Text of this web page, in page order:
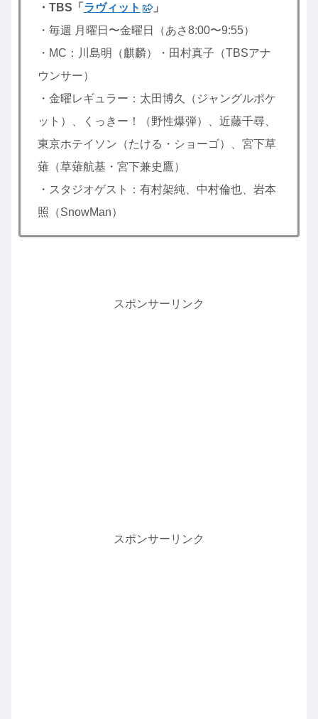
・TBS「 ラヴィット
」
・毎週 月曜日〜金曜日（あさ8:00〜9:55）
・MC：川島明（麒麟）・田村真子（TBSアナ
ウンサー）
・金曜レギュラー：太田博久（ジャングルポケ
ット）、くっきー！（野性爆弾）、近藤千尋、
東京ホテイソン（たける・ショーゴ）、宮下草
薙（草薙航基・宮下兼史鷹）
・スタジオゲスト：有村架純、中村倫也、岩本
照（SnowMan）
スポンサーリンク
スポンサーリンク